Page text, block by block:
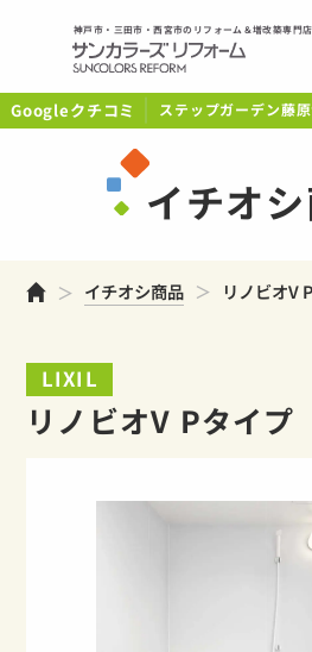
神戸市・三田市・西宮市のリフォーム＆増改築専門店
Googleクチコミ ステップガーデン藤
イチオ
ホームイチオシ商品 リノビオV
LIXIL
リノビオV Pタイ